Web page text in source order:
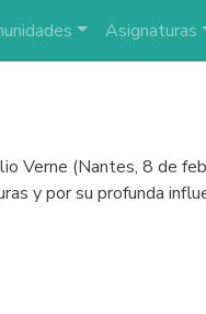
Asignaturas
Verne (Nantes, 8 de
y por su profunda